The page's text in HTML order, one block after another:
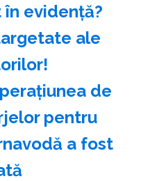
evidență?
ale
de
pentru
a fost